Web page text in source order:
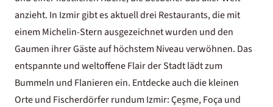
anzieht. In Izmir gibt es aktuell drei Restaurants, die mit
einem Michelin-Stern ausgezeichnet wurden und den
Gaumen ihrer Gäste auf höchstem Niveau verwöhnen. Das
entspannte und weltoffene Flair der Stadt lädt zum
Bummeln und Flanieren ein. Entdecke auch die kleinen
Orte und Fischerdörfer rundum Izmir: Çeşme, Foça und